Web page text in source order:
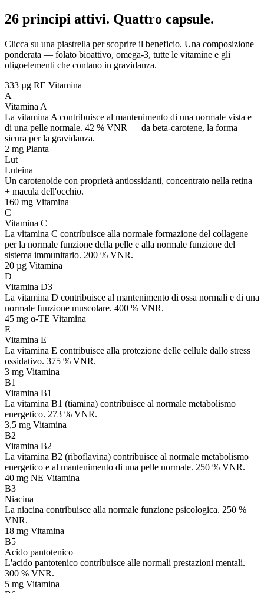
26 principi attivi. Quattro capsule.
Clicca su una piastrella per scoprire il beneficio. Una composizione
ponderata — folato bioattivo, omega-3, tutte le vitamine e gli
oligoelementi che contano in gravidanza.
333 µg RE Vitamina
A
Vitamina A
La vitamina A contribuisce al mantenimento di una normale vista e
di una pelle normale. 42 % VNR — da beta-carotene, la forma
sicura per la gravidanza.
2 mg Pianta
Lut
Luteina
Un carotenoide con proprietà antiossidanti, concentrato nella retina
+ macula dell'occhio.
160 mg Vitamina
C
Vitamina C
La vitamina C contribuisce alla normale formazione del collagene
per la normale funzione della pelle e alla normale funzione del
sistema immunitario. 200 % VNR.
20 µg Vitamina
D
Vitamina D3
La vitamina D contribuisce al mantenimento di ossa normali e di una
normale funzione muscolare. 400 % VNR.
45 mg α-TE Vitamina
E
Vitamina E
La vitamina E contribuisce alla protezione delle cellule dallo stress
ossidativo. 375 % VNR.
3 mg Vitamina
B1
Vitamina B1
La vitamina B1 (tiamina) contribuisce al normale metabolismo
energetico. 273 % VNR.
3,5 mg Vitamina
B2
Vitamina B2
La vitamina B2 (riboflavina) contribuisce al normale metabolismo
energetico e al mantenimento di una pelle normale. 250 % VNR.
40 mg NE Vitamina
B3
Niacina
La niacina contribuisce alla normale funzione psicologica. 250 %
VNR.
18 mg Vitamina
B5
Acido pantotenico
L'acido pantotenico contribuisce alle normali prestazioni mentali.
300 % VNR.
5 mg Vitamina